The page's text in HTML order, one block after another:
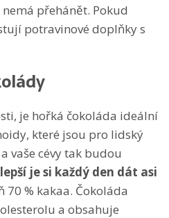
přehánět. Pokud
potravinové doplňky s
je hořká čokoláda ideální
které jsou pro lidský
vaše cévy tak budou
je si každý den dát asi
70 % kakaa. Čokoláda
a obsahuje